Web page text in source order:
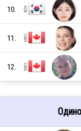
10.
11.
12.